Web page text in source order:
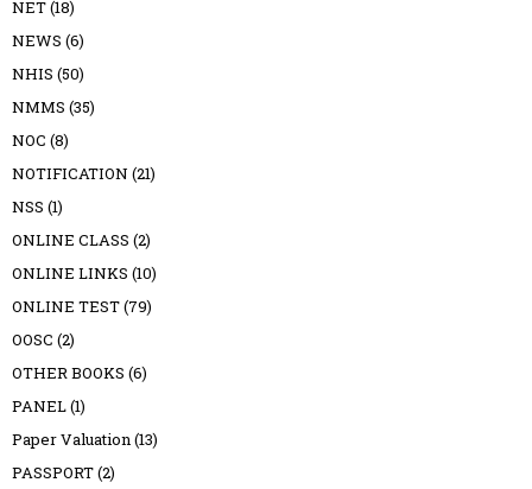
NET(18)
NEWS (6)
NHIS (50)
NMMS (35)
NOC (8)
NOTIFICATION (21)
NSS (1)
ONLINE CLASS (2)
ONLINE LINKS (10)
ONLINE TEST(79)
OOSC (2)
OTHER BOOKS (6)
PANEL(1)
Paper Valuation(13)
PASSPORT(2)